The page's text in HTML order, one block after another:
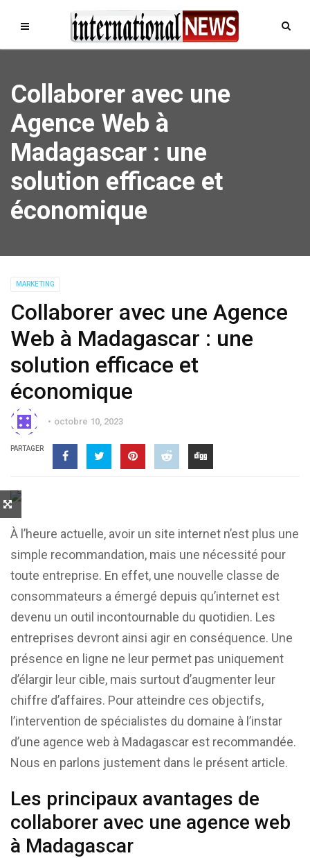
Collaborer avec une
Agence Web à
Madagascar : une
solution efficace et
économique
MARKETING
Collaborer avec une Agence
Web à Madagascar : une
solution efficace et
économique
octobre 10, 2023
PARTAGER
À l’heure actuelle, avoir un site internet n’est plus une
simple recommandation, mais une nécessité pour
toute entreprise. En effet, une nouvelle classe de
consommateurs a émergé depuis qu’internet est
devenu un outil incontournable du quotidien. Les
entreprises devront ainsi agir en conséquence. Une
présence en ligne ne leur permet pas uniquement
d’élargir leur cible, mais surtout d’augmenter leur
chiffre d’affaires. Pour atteindre ces objectifs,
l’intervention de spécialistes du domaine à l’instar
d’une agence web à Madagascar est recommandée.
Nous en parlons justement dans le présent article.
Les principaux avantages de
collaborer avec une agence web
à Madagascar